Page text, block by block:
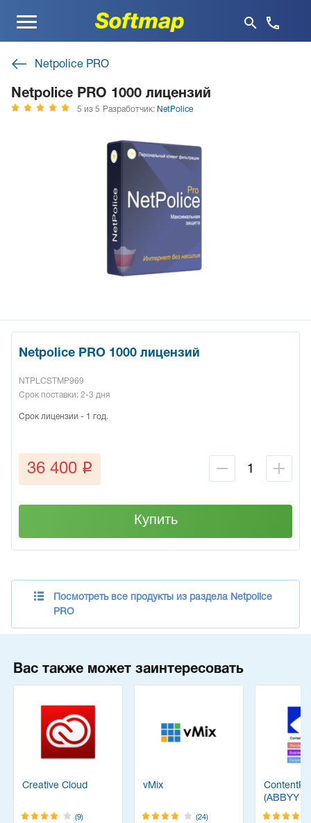
Меню
Netpolice PRO
Netpolice PRO 1000 лицензий
5 из 5 Разработчик: NetPolice
Netpolice PRO 1000 лицензий
NTPLCSTMP969
Срок поставки: 2-3 дня
Срок лицензии - 1 год.
36 400 q
Купить
Посмотреть все продукты из раздела Netpolice
PRO
Вас также может заинтересовать
Creative Cloud
(9)
vMix
(24)
(ABBYY